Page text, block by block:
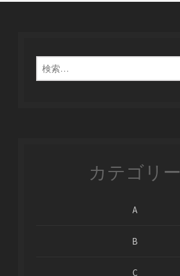
検
索:
カテゴリー
A
B
C